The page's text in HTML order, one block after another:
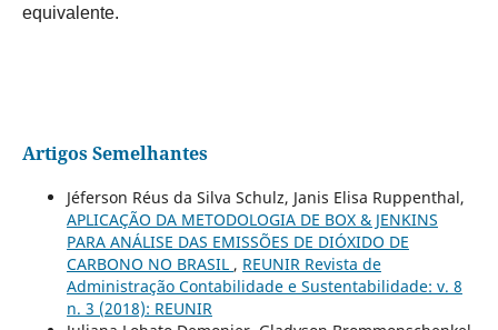
equivalente.
Artigos Semelhantes
Jéferson Réus da Silva Schulz, Janis Elisa Ruppenthal,
APLICAÇÃO DA METODOLOGIA DE BOX & JENKINS
PARA ANÁLISE DAS EMISSÕES DE DIÓXIDO DE
CARBONO NO BRASIL , REUNIR Revista de
Administração Contabilidade e Sustentabilidade: v. 8
n. 3 (2018): REUNIR